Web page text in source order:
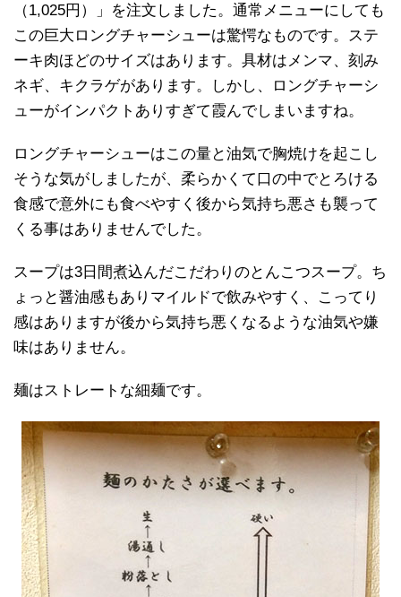
（1,025円）」を注文しました。通常メニューにしても
この巨大ロングチャーシューは驚愕なものです。ステ
ーキ肉ほどのサイズはあります。具材はメンマ、刻み
ネギ、キクラゲがあります。しかし、ロングチャーシ
ューがインパクトありすぎて霞んでしまいますね。
ロングチャーシューはこの量と油気で胸焼けを起こし
そうな気がしましたが、柔らかくて口の中でとろける
食感で意外にも食べやすく後から気持ち悪さも襲って
くる事はありませんでした。
スープは3日間煮込んだこだわりのとんこつスープ。ち
ょっと醤油感もありマイルドで飲みやすく、こってり
感はありますが後から気持ち悪くなるような油気や嫌
味はありません。
麺はストレートな細麺です。